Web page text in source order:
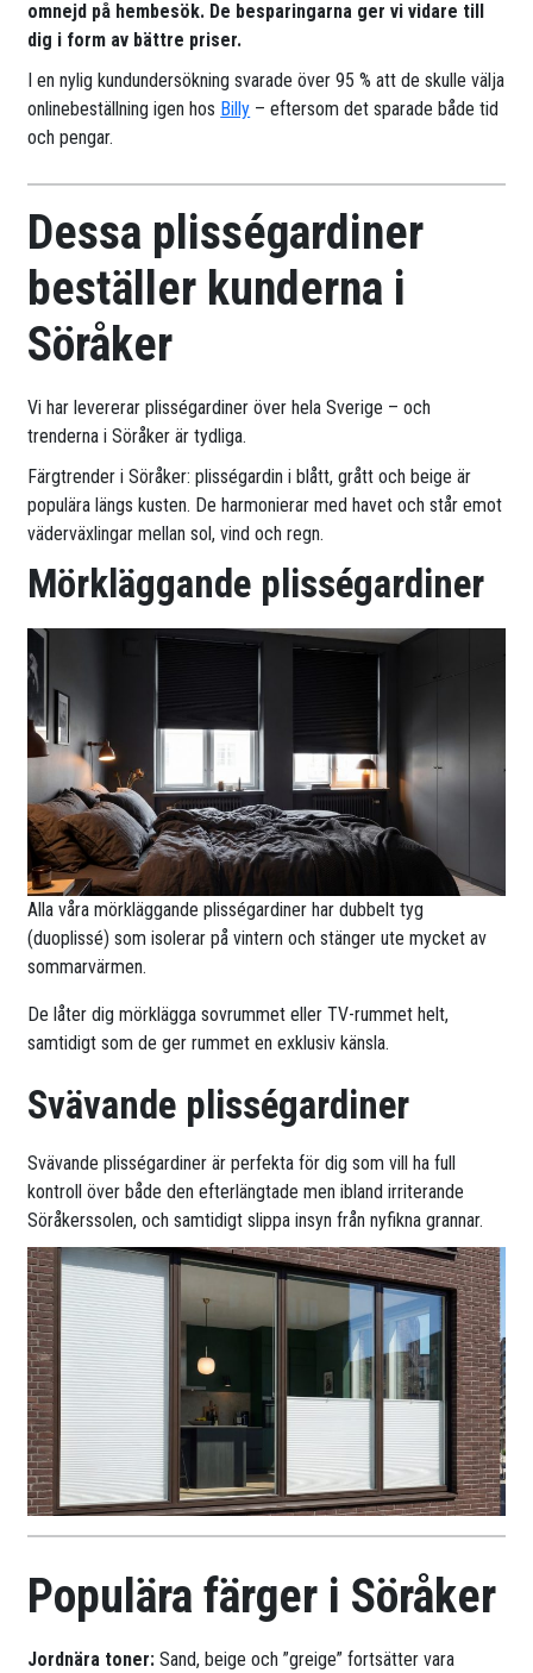
omnejd på hembesök. De besparingarna ger vi vidare till
dig i form av bättre priser.
I en nylig kundundersökning svarade över 95 % att de skulle välja
onlinebeställning igen hos Billy – eftersom det sparade både tid
och pengar.
Dessa plisségardiner
beställer kunderna i
Söråker
Vi har levererar plisségardiner över hela Sverige – och
trenderna i Söråker är tydliga.
Färgtrender i Söråker: plisségardin i blått, grått och beige är
populära längs kusten. De harmonierar med havet och står emot
väderväxlingar mellan sol, vind och regn.
Mörkläggande plisségardiner
Alla våra mörkläggande plisségardiner har dubbelt tyg
(duoplissé) som isolerar på vintern och stänger ute mycket av
sommarvärmen.
De låter dig mörklägga sovrummet eller TV-rummet helt,
samtidigt som de ger rummet en exklusiv känsla.
Svävande plisségardiner
Svävande plisségardiner är perfekta för dig som vill ha full
kontroll över både den efterlängtade men ibland irriterande
Söråkerssolen, och samtidigt slippa insyn från nyfikna grannar.
Populära färger i Söråker
Jordnära toner: Sand, beige och ”greige” fortsätter vara